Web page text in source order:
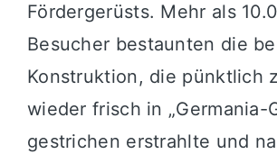
Fördergerüsts. Mehr als
Besucher bestaunten die
Konstruktion, die pünktlich
wieder frisch in „Germania-
gestrichen erstrahlte und